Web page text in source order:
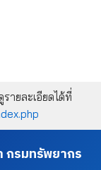
ายละเอียดได้ที่
กรมทรัพยากร